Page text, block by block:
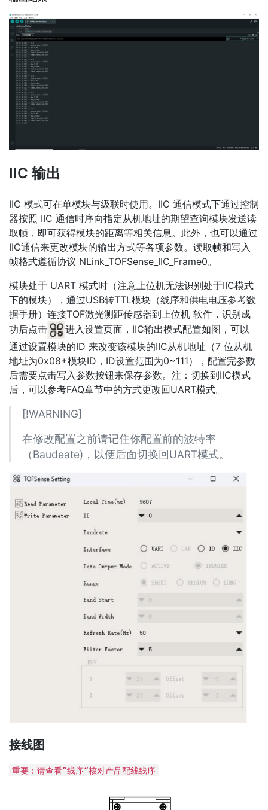
IIC 输出
IIC 模式可在单模块与级联时使用。IIC 通信模式下通过控制
器按照 IIC 通信时序向指定从机地址的期望查询模块发送读
取帧，即可获得模块的距离等相关信息。此外，也可以通过
IIC通信来更改模块的输出方式等各项参数。读取帧和写入
帧格式遵循协议 NLink_TOFSense_IIC_Frame0。
模块处于 UART 模式时（注意上位机无法识别处于IIC模式
下的模块），通过USB转TTL模块（线序和供电电压参考数
据手册）连接TOF激光测距传感器到上位机 软件，识别成
功后点击
进入设置页面，IIC输出模式配置如图，可以
通过设置模块的ID 来改变该模块的IIC从机地址（7 位从机
地址为0x08+模块ID，ID设置范围为0~111），配置完参数
后需要点击写入参数按钮来保存参数。注：切换到IIC模式
后，可以参考FAQ章节中的方式更改回UART模式。
[!WARNING]
在修改配置之前请记住你配置前的波特率
（Baudeate)，以便后面切换回UART模式。
接线图
重要：请查看”线序“核对产品配线线序